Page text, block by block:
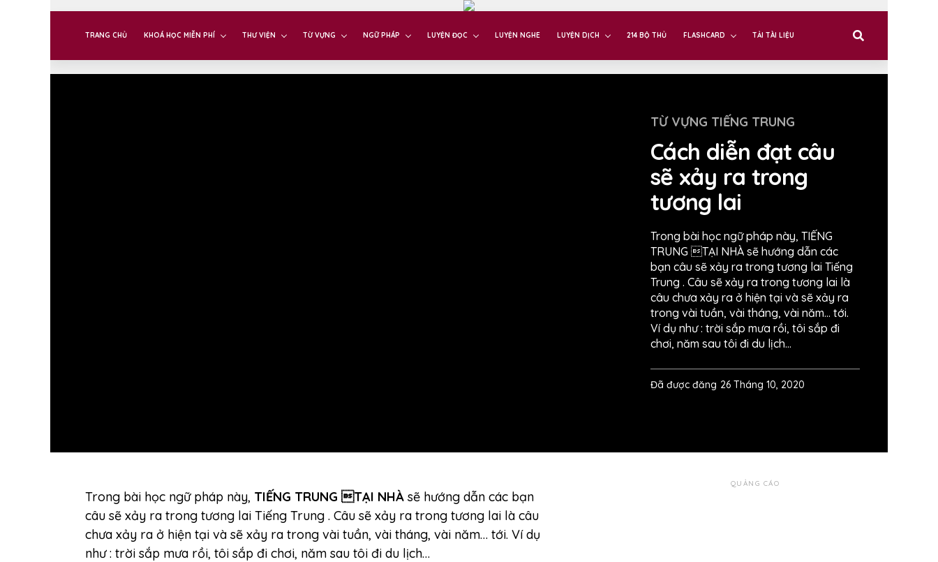
TRANG CHỦ KHOÁ HỌC MIỄN PHÍ THƯ VIỆN TỪ VỰNG NGỮ PHÁP LUYỆN ĐỌC LUYỆN NGHE LUYỆN DỊCH 214 BỘ THỦ FLASHCARD TẢI TÀI LIỆU
TỪ VỰNG TIẾNG TRUNG
Cách diễn đạt câu
sẽ xảy ra trong
tương lai
Trong bài học ngữ pháp này, TIẾNG
TRUNG TẠI NHÀ sẽ hướng dẫn các
bạn câu sẽ xảy ra trong tương lai Tiếng
Trung . Câu sẽ xảy ra trong tương lai là
câu chưa xảy ra ở hiện tại và sẽ xảy ra
trong vài tuần, vài tháng, vài năm… tới.
Ví dụ như : trời sắp mưa rồi, tôi sắp đi
chơi, năm sau tôi đi du lịch…
Đã được đăng 26 Tháng 10, 2020
Trong bài học ngữ pháp này, TIẾNG TRUNG TẠI NHÀ sẽ hướng dẫn các bạn
câu sẽ xảy ra trong tương lai Tiếng Trung . Câu sẽ xảy ra trong tương lai là câu
chưa xảy ra ở hiện tại và sẽ xảy ra trong vài tuần, vài tháng, vài năm… tới. Ví dụ
như : trời sắp mưa rồi, tôi sắp đi chơi, năm sau tôi đi du lịch…
QUẢNG CÁO